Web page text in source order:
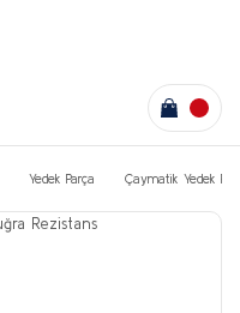
Yedek Parça Çaymatik Yedek